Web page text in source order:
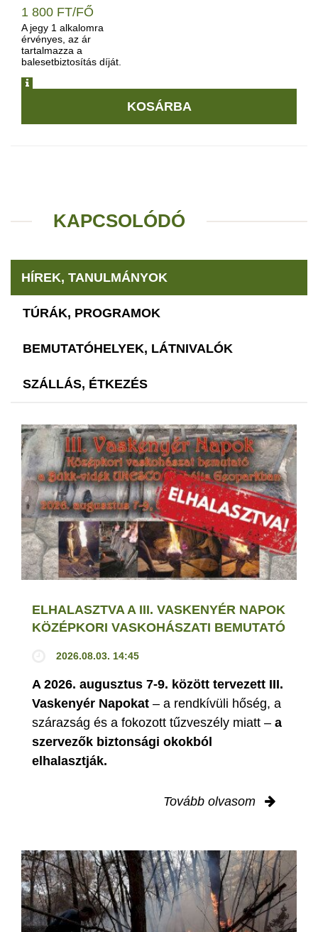
1 800 FT/FŐ
A jegy 1 alkalomra
érvényes, az ár
tartalmazza a
balesetbiztosítás díját.
INFO
KOSÁRBA
KAPCSOLÓDÓ
HÍREK, TANULMÁNYOK
TÚRÁK, PROGRAMOK
BEMUTATÓHELYEK, LÁTNIVALÓK
SZÁLLÁS, ÉTKEZÉS
ELHALASZTVA A III. VASKENYÉR NAPOK
KÖZÉPKORI VASKOHÁSZATI BEMUTATÓ
2026.08.03. 14:45
A 2026. augusztus 7-9. között tervezett III.
Vaskenyér Napokat – a rendkívüli hőség, a
szárazság és a fokozott tűzveszély miatt – a
szervezők biztonsági okokból
elhalasztják.
Tovább olvasom